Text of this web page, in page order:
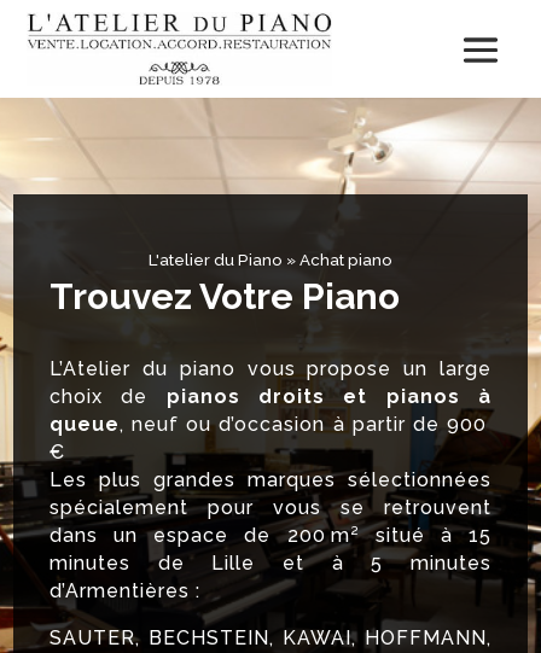
L'atelier du Piano »Achat piano
Trouvez Votre Piano
L’Atelier du piano vous propose un large
choix de pianos droits et pianos à
queue, neuf ou d’occasion à partir de 900
€
Les plus grandes marques sélectionnées
spécialement pour vous se retrouvent
dans un espace de 200 m² situé à 15
minutes de Lille et à 5 minutes
d’Armentières :
SAUTER, BECHSTEIN, KAWAI, HOFFMANN,